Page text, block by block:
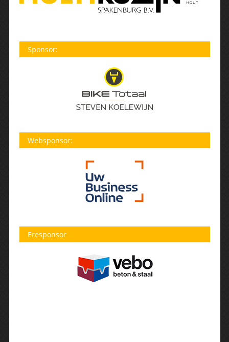
Sponsor:
Websponsor:
Eresponsor